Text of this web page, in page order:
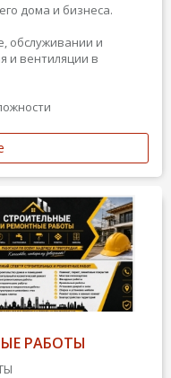
дома и бизнеса.
обслуживании и
и вентиляции в
РАБОТЫ